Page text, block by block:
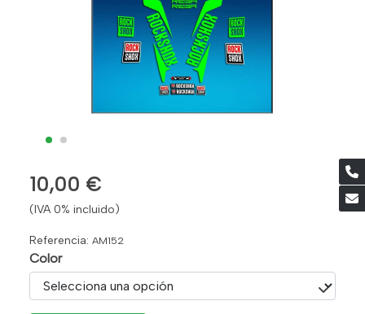
10,00 €
(IVA 0% incluido)
Referencia: AM152
Color